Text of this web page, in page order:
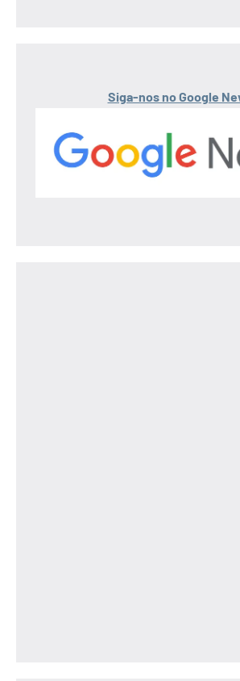
Siga-nos no Google